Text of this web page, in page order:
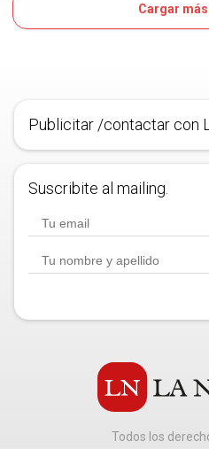
Cargar
Publicitar /contactar con
Suscribite al mailing.
Todos los